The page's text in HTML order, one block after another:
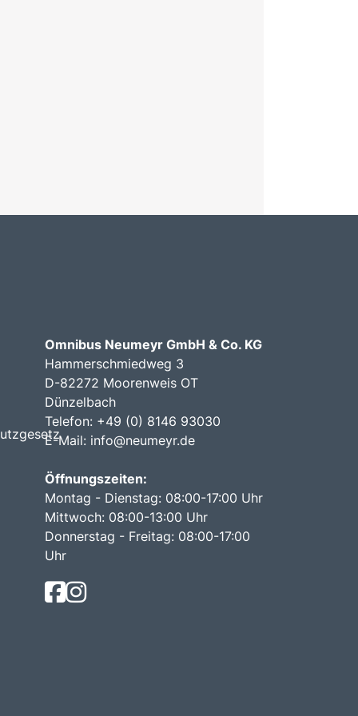
Omnibus Neumeyr GmbH & Co. KG
Hammerschmiedweg 3
D-82272 Moorenweis OT
Dünzelbach
Telefon: +49 (0) 8146 93030
E-Mail: info@neumeyr.de
Öffnungszeiten:
Montag - Dienstag: 08:00-17:00 Uhr
Mittwoch: 08:00-13:00 Uhr
Donnerstag - Freitag: 08:00-17:00
Uhr